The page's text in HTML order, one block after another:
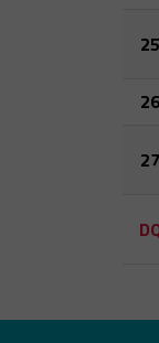
25
26
27